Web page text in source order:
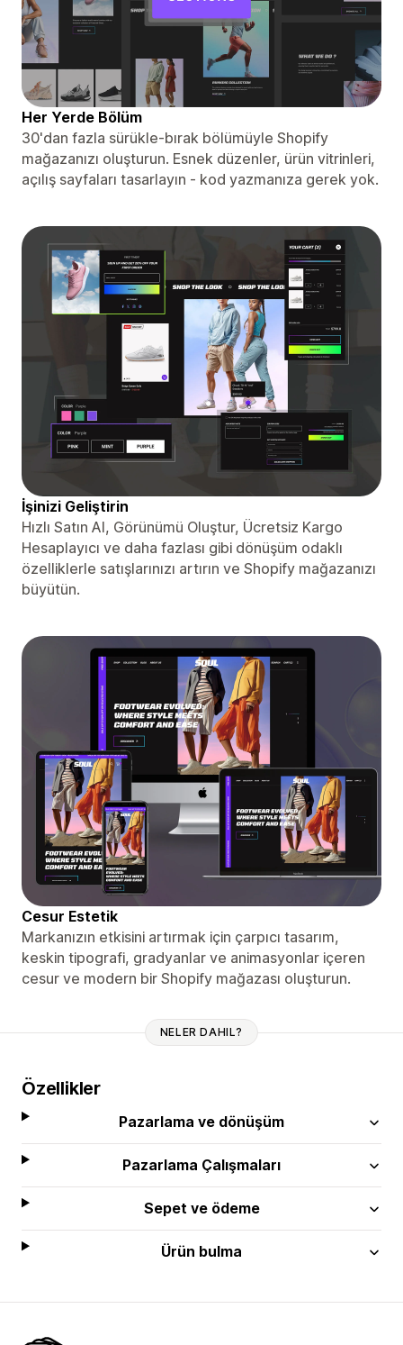
Her Yerde Bölüm
30'dan fazla sürükle-bırak bölümüyle Shopify
mağazanızı oluşturun. Esnek düzenler, ürün vitrinleri,
açılış sayfaları tasarlayın - kod yazmanıza gerek yok.
İşinizi Geliştirin
Hızlı Satın Al, Görünümü Oluştur, Ücretsiz Kargo
Hesaplayıcı ve daha fazlası gibi dönüşüm odaklı
özelliklerle satışlarınızı artırın ve Shopify mağazanızı
büyütün.
Cesur Estetik
Markanızın etkisini artırmak için çarpıcı tasarım,
keskin tipografi, gradyanlar ve animasyonlar içeren
cesur ve modern bir Shopify mağazası oluşturun.
NELER DAHIL?
Özellikler
Pazarlama ve dönüşüm
Pazarlama Çalışmaları
Sepet ve ödeme
Ürün bulma